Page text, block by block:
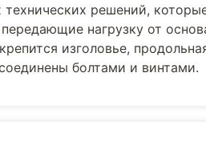
технических решений,
нагрузку от
изголовье,
болтами и винтами.